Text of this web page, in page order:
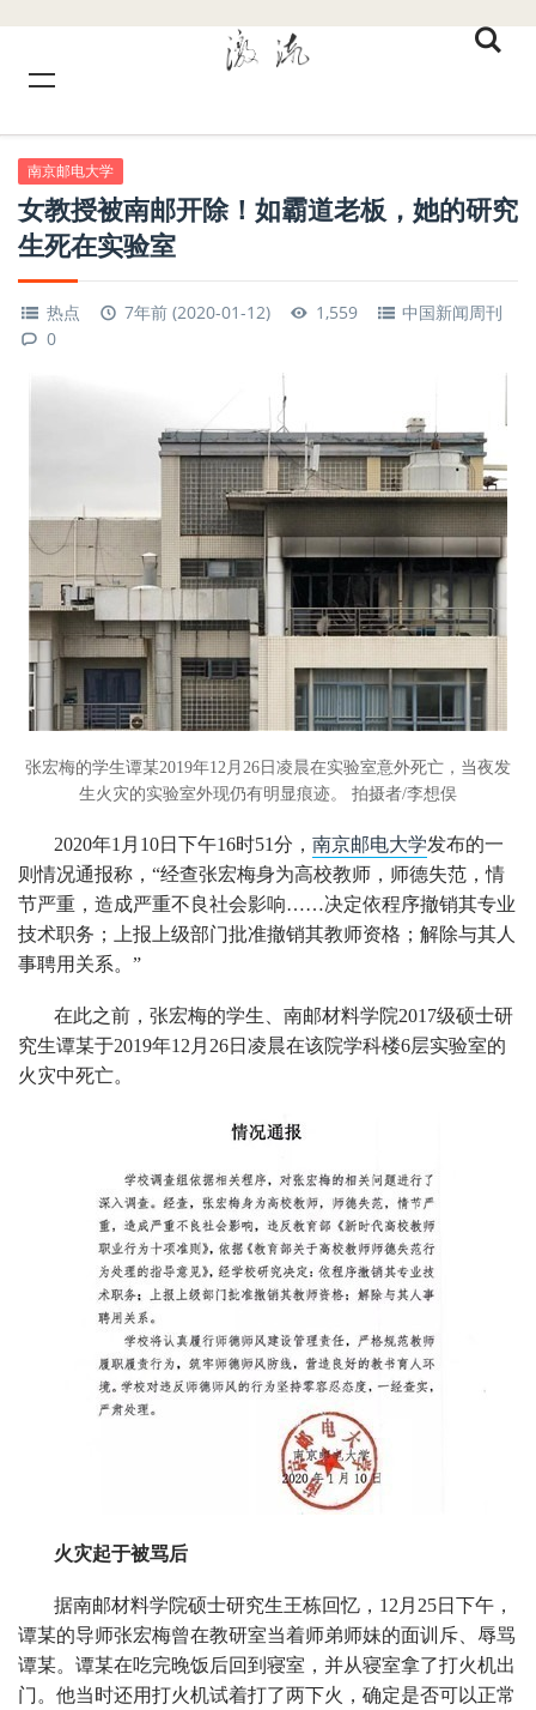
南京邮电大学
女教授被南邮开除！如霸道老板，她的研究
生死在实验室
热点 7年前 (2020-01-12) 1,559
中国新闻周刊
0
张宏梅的学生谭某2019年12月26日凌晨在实验室意外死亡，当夜发
生火灾的实验室外现仍有明显痕迹。 拍摄者/李想俣
2020年1月10日下午16时51分， 南京邮电大学发布的一
则情况通报称，“经查张宏梅身为高校教师，师德失范，情
节严重，造成严重不良社会影响……决定依程序撤销其专业
技术职务；上报上级部门批准撤销其教师资格；解除与其人
事聘用关系。”
在此之前，张宏梅的学生、南邮材料学院2017级硕士研
究生谭某于2019年12月26日凌晨在该院学科楼6层实验室的
火灾中死亡。
火灾起于被骂后
据南邮材料学院硕士研究生王栋回忆，12月25日下午，
谭某的导师张宏梅曾在教研室当着师弟师妹的面训斥、辱骂
谭某。谭某在吃完晚饭后回到寝室，并从寝室拿了打火机出
门。他当时还用打火机试着打了两下火，确定是否可以正常